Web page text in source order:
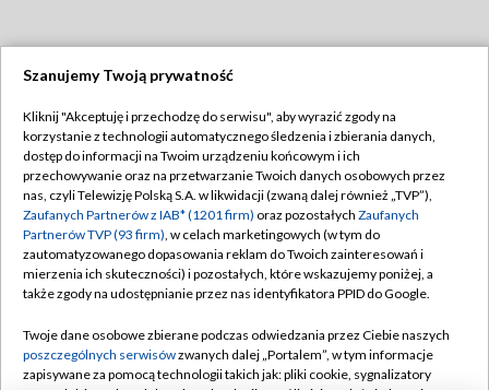
TVP
Abonament TVP
Emisja w TVP
Centrum informacji TVP
Naziemna Telewizja Cyfrowa
Rada Programowa
Regulamin TVP
Polityka prywatności
Moje zgody
Pomoc
Kontakt
Szanujemy Twoją prywatność
Kliknij "Akceptuję i przechodzę do serwisu", aby wyrazić zgody na
korzystanie z technologii automatycznego śledzenia i zbierania danych,
dostęp do informacji na Twoim urządzeniu końcowym i ich
przechowywanie oraz na przetwarzanie Twoich danych osobowych przez
nas, czyli Telewizję Polską S.A. w likwidacji (zwaną dalej również „TVP”),
Zaufanych Partnerów z IAB* (1201 firm) oraz pozostałych Zaufanych
Partnerów TVP (93 firm), w celach marketingowych (w tym do
zautomatyzowanego dopasowania reklam do Twoich zainteresowań i
mierzenia ich skuteczności) i pozostałych, które wskazujemy poniżej, a
także zgody na udostępnianie przez nas identyfikatora PPID do Google.
Twoje dane osobowe zbierane podczas odwiedzania przez Ciebie naszych
poszczególnych serwisówzwanych dalej „Portalem”, w tym informacje
zapisywane za pomocą technologii takich jak: pliki cookie, sygnalizatory